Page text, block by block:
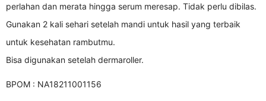
perlahan dan merata hingga serum meresap. Tidak perlu dibilas.
Gunakan 2 kali sehari setelah mandi untuk hasil yang terbaik
untuk kesehatan rambutmu.
Bisa digunakan setelah dermaroller.
BPOM : NA18211001156